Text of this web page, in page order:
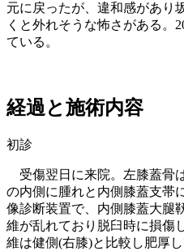
元に戻ったが、違和感があり
くと外れそうな怖さがある。
ている。
経過と施術内容
初診
受傷翌日に来院。左膝蓋骨
の内側に腫れと内側膝蓋支帯
像診断装置で、内側膝蓋大腿
維が乱れており脱臼時に損傷
維は健側(右膝)と比較し肥厚